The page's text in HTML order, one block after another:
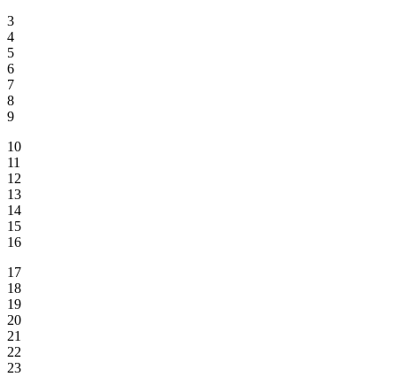
3
4
5
6
7
8
9
10
11
12
13
14
15
16
17
18
19
20
21
22
23